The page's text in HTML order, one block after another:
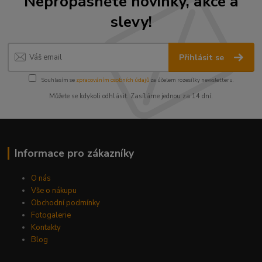
slevy!
Přihlásit se
Souhlasím se zpracováním osobních údajůza účelem rozesílky newsletteru.
Můžete se kdykoli odhlásit. Zasíláme jednou za 14 dní.
Informace pro zákazníky
O nás
Vše o nákupu
Obchodní podmínky
Fotogalerie
Kontakty
Blog